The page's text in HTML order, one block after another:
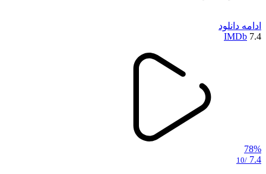
ادامه دانلود
7.4
IMDb
78%
7.4
/10